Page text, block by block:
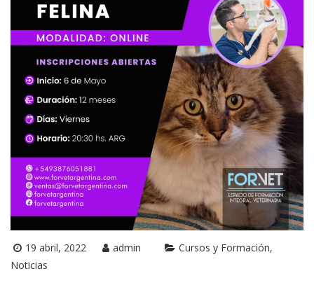
19 abril, 2022 admin
Cursos y Formación
Noticias